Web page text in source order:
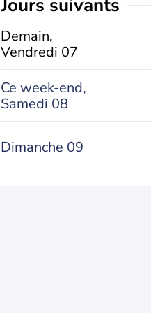
jours suivants
Demain,
Vendredi 07
Ce week-end,
Samedi 08
Dimanche 09